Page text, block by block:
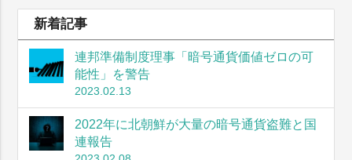
新着記事
連邦準備制度理事「暗号通貨価値ゼロの可
能性」を警告
2023.02.13
2022年に北朝鮮が大量の暗号通貨盗難と国
連報告